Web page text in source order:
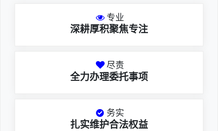
专业
深耕厚积聚焦专注
尽责
全力办理委托事项
务实
扎实维护合法权益